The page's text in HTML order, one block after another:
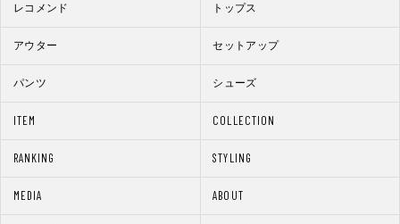
ITEM COLLECTION
RANKING STYLING
MEDIA ABOUT
レコメンド トップス
アウター セットアップ
パンツ シューズ